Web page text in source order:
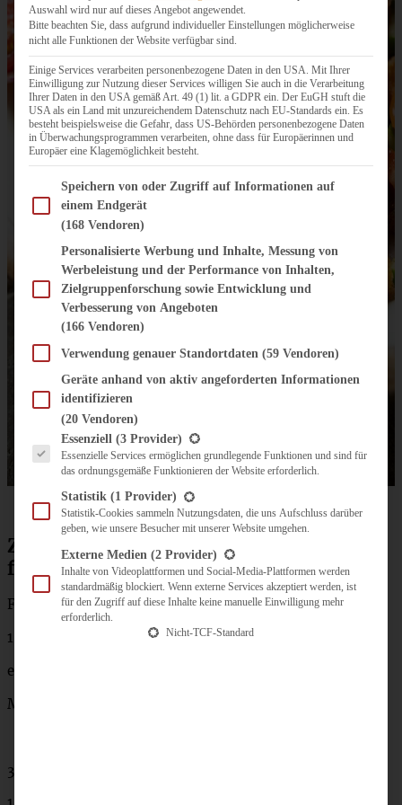
Zutaten Panzanella – einfaches Rezept
für den italienischen Brotsalat
Für 4 Portionen:
150 g Ciabatta vom Vortag
etwas Olivenöl
Meersalz
300 g aromatische Tomaten
Auswahl wird nur auf dieses Angebot angewendet.
Bitte beachten Sie, dass aufgrund individueller Einstellungen möglicherweise
nicht alle Funktionen der Website verfügbar sind.
Einige Services verarbeiten personenbezogene Daten in den USA. Mit Ihrer
Einwilligung zur Nutzung dieser Services willigen Sie auch in die Verarbeitung
Ihrer Daten in den USA gemäß Art. 49 (1) lit. a GDPR ein. Der EuGH stuft die
USA als ein Land mit unzureichendem Datenschutz nach EU-Standards ein. Es
besteht beispielsweise die Gefahr, dass US-Behörden personenbezogene Daten
in Überwachungsprogrammen verarbeiten, ohne dass für Europäerinnen und
Europäer eine Klagemöglichkeit besteht.
Im Folgenden finden Sie eine Liste der Zwecke des IAB Transparency and Consent
Speichern von oder Zugriff auf Informationen auf
einem Endgerät
(168 Vendoren)
Personalisierte Werbung und Inhalte, Messung von
Werbeleistung und der Performance von Inhalten,
Zielgruppenforschung sowie Entwicklung und
Verbesserung von Angeboten
(166 Vendoren)
Verwendung genauer Standortdaten (59 Vendoren)
Geräte anhand von aktiv angeforderten Informationen
identifizieren
(20 Vendoren)
Es folgt eine Liste der Service-Gruppen, für die eine Einwilligung erteilt werden
Essenziell (3 Provider)
Essenzielle Services ermöglichen grundlegende Funktionen und sind für
das ordnungsgemäße Funktionieren der Website erforderlich.
Statistik (1 Provider)
Statistik-Cookies sammeln Nutzungsdaten, die uns Aufschluss darüber
geben, wie unsere Besucher mit unserer Website umgehen.
Externe Medien (2 Provider)
Inhalte von Videoplattformen und Social-Media-Plattformen werden
standardmäßig blockiert. Wenn externe Services akzeptiert werden, ist
für den Zugriff auf diese Inhalte keine manuelle Einwilligung mehr
erforderlich.
Nicht-TCF-Standard